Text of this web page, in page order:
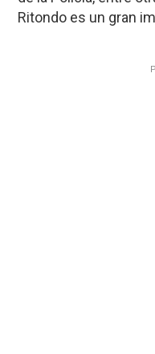
Ritondo es un gran